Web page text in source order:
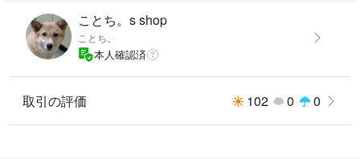
プスピーカー、ブックシェルフスピーカー、ホームシアターアンプなど、
さまざまな機器と簡単に接続できます。
精密な音響設計でクリアな低音再生：精密なローパスフィルターとフェー
ズコントロールを採用し、重低音をよりタイトかつ明瞭に再現。18mm厚
のMDFキャビネットが共振を抑え、歪みの少ない低音を実現します。
ことち。s shop
ことち。
本人確認済
取引の評価 102 0 0